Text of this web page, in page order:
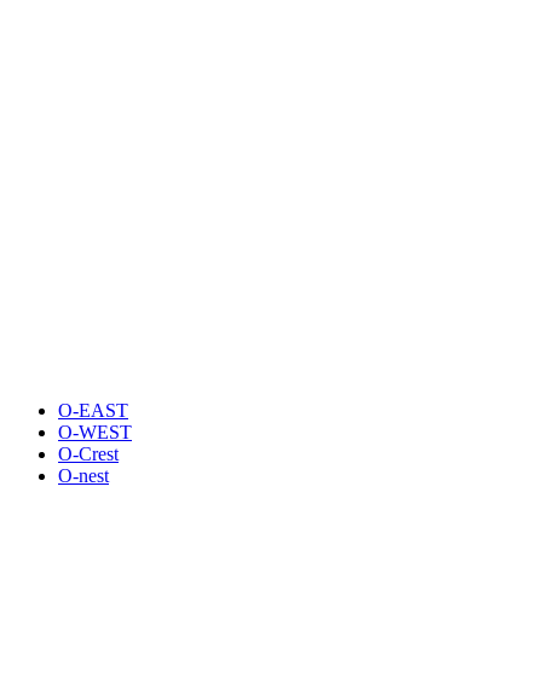
O-EAST
O-WEST
O-Crest
O-nest